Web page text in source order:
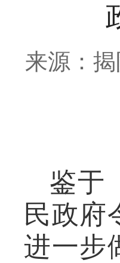
来源：
鉴于
民政府
进一步